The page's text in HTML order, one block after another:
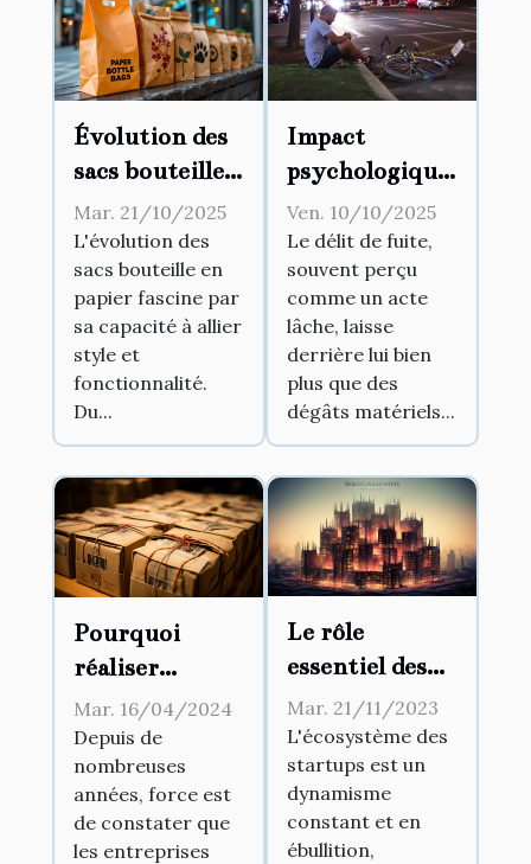
Évolution des
sacs bouteille
en papier :
Style et
fonctionnalité
Mar. 21/10/2025
L'évolution des
sacs bouteille en
papier fascine par
sa capacité à allier
style et
fonctionnalité.
Du...
Impact
psychologique
du délit de
fuite sur les
victimes et les
auteurs
Ven. 10/10/2025
Le délit de fuite,
souvent perçu
comme un acte
lâche, laisse
derrière lui bien
plus que des
dégâts matériels...
Pourquoi
réaliser
l’archivage des
documents ?
Mar. 16/04/2024
Depuis de
nombreuses
années, force est
de constater que
les entreprises
Le rôle
essentiel des
pépinières
d'entreprises
dans le
développement
des startups
Mar. 21/11/2023
L'écosystème des
startups est un
dynamisme
constant et en
ébullition,